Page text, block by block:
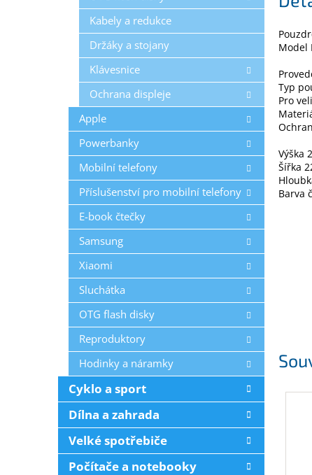
Kabely a redukce
Držáky a stojany
Klávesnice
Ochrana displeje
Apple
Powerbanky
Mobilní telefony
Příslušenství pro mobilní telefony
E-book čtečky
Samsung
Xiaomi
Sluchátka
OTG flash disky
Reproduktory
Hodinky a náramky
Cyklo a sport
Dílna a zahrada
Velké spotřebiče
Počítače a notebooky
Model
Typ
Pro
Výška
Šířka
Barva